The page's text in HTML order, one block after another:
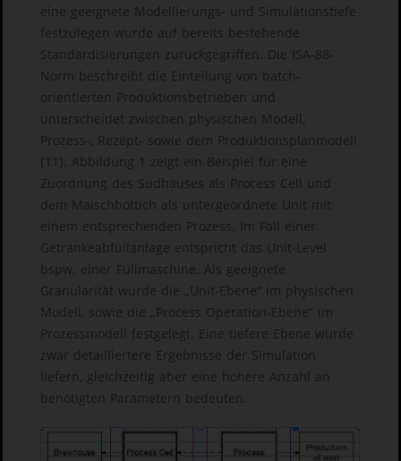
eine geeignete Modellierungs- und Simulationstiefe
festzulegen wurde auf bereits bestehende
Standardisierungen zurückgegriffen. Die ISA-88-
Norm beschreibt die Einteilung von batch-
orientierten Produktionsbetrieben und
unterscheidet zwischen physischen Modell,
Prozess-, Rezept- sowie dem Produktionsplanmodell
[11]. Abbildung 1 zeigt ein Beispiel für eine
Zuordnung des Sudhauses als Process Cell und
dem Maischbottich als untergeordnete Unit mit
einem entsprechenden Prozess. Im Fall einer
Getränkeabfüllanlage entspricht das Unit-Level
bspw. einer Füllmaschine. Als geeignete
Granularität wurde die „Unit-Ebene“ im physischen
Modell, sowie die „Process Operation-Ebene“ im
Prozessmodell festgelegt. Eine tiefere Ebene würde
zwar detailliertere Ergebnisse der Simulation
liefern, gleichzeitig aber eine höhere Anzahl an
benötigten Parametern bedeuten.